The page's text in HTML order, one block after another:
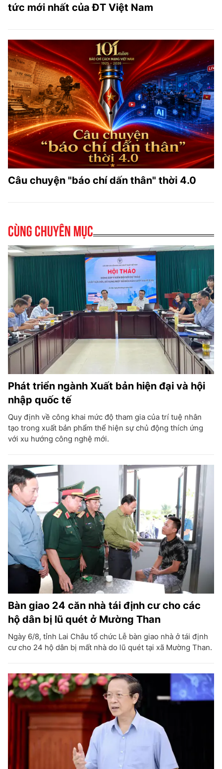
tức mới nhất của ĐT Việt Nam
Câu chuyện "báo chí dấn thân" thời 4.0
Cùng chuyên mục
Phát triển ngành Xuất bản hiện đại và hội
nhập quốc tế
Quy định về công khai mức độ tham gia của trí tuệ nhân
tạo trong xuất bản phẩm thể hiện sự chủ động thích ứng
với xu hướng công nghệ mới.
Bàn giao 24 căn nhà tái định cư cho các
hộ dân bị lũ quét ở Mường Than
Ngày 6/8, tỉnh Lai Châu tổ chức Lễ bàn giao nhà ở tái định
cư cho 24 hộ dân bị mất nhà do lũ quét tại xã Mường Than.